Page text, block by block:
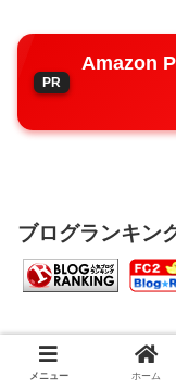
Amazon
ブログランキン
まとめ 漫画・ア
メニュー ホーム